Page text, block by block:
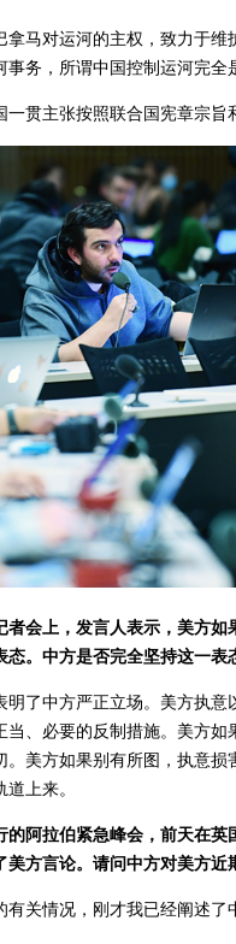
马对运河的主权，致力于
务，所谓中国控制运河完全
一贯主张按照联合国宪章宗旨
会上，发言人表示，美方
。中方是否完全坚持这一
了中方严正立场。美方执
、必要的反制措施。美方
美方如果别有所图，执意
上来。
阿拉伯紧急峰会，前天在
方言论。请问中方对美方近
关情况，刚才我已经阐述了